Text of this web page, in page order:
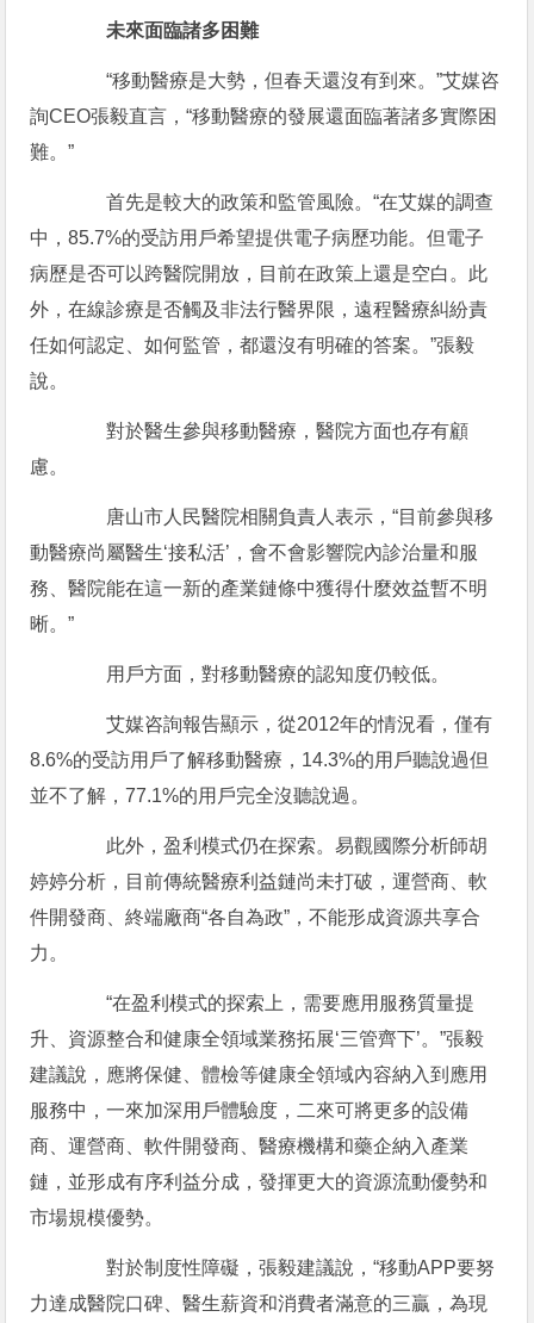
未來面臨諸多困難
“移動醫療是大勢，但春天還沒有到來。”艾媒咨
詢CEO張毅直言，“移動醫療的發展還面臨著諸多實際困
難。”
首先是較大的政策和監管風險。“在艾媒的調查
中，85.7%的受訪用戶希望提供電子病歷功能。但電子
病歷是否可以跨醫院開放，目前在政策上還是空白。此
外，在線診療是否觸及非法行醫界限，遠程醫療糾紛責
任如何認定、如何監管，都還沒有明確的答案。”張毅
說。
對於醫生參與移動醫療，醫院方面也存有顧
慮。
唐山市人民醫院相關負責人表示，“目前參與移
動醫療尚屬醫生‘接私活’，會不會影響院內診治量和服
務、醫院能在這一新的產業鏈條中獲得什麼效益暫不明
晰。”
用戶方面，對移動醫療的認知度仍較低。
艾媒咨詢報告顯示，從2012年的情況看，僅有
8.6%的受訪用戶了解移動醫療，14.3%的用戶聽說過但
並不了解，77.1%的用戶完全沒聽說過。
此外，盈利模式仍在探索。易觀國際分析師胡
婷婷分析，目前傳統醫療利益鏈尚未打破，運營商、軟
件開發商、終端廠商“各自為政”，不能形成資源共享合
力。
“在盈利模式的探索上，需要應用服務質量提
升、資源整合和健康全領域業務拓展‘三管齊下’。”張毅
建議說，應將保健、體檢等健康全領域內容納入到應用
服務中，一來加深用戶體驗度，二來可將更多的設備
商、運營商、軟件開發商、醫療機構和藥企納入產業
鏈，並形成有序利益分成，發揮更大的資源流動優勢和
市場規模優勢。
對於制度性障礙，張毅建議說，“移動APP要努
力達成醫院口碑、醫生薪資和消費者滿意的三贏，為現